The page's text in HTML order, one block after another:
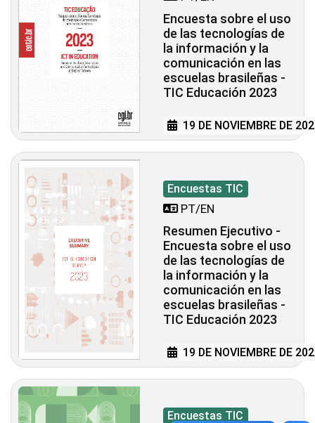
Encuesta sobre el uso
de las tecnologías de
la información y la
comunicación en las
escuelas brasileñas -
TIC Educación 2023
19 DE NOVIEMBRE DE
Encuestas TIC
PT/EN
Resumen Ejecutivo -
Encuesta sobre el uso
de las tecnologías de
la información y la
comunicación en las
escuelas brasileñas -
TIC Educación 2023
19 DE NOVIEMBRE DE
Encuestas TIC